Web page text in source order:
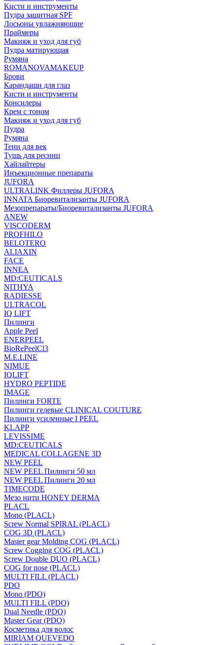
Кисти и инструменты
Пудра защитная SPF
Лосьоны увлажняющие
Праймеры
Макияж и уход для губ
Пудра матирующая
Румяна
ROMANOVAMAKEUP
Брови
Карандаши для глаз
Кисти и инструменты
Консилеры
Крем с тоном
Макияж и уход для губ
Пудра
Румяна
Тени для век
Тушь для ресниц
Хайлайтеры
Инъекционные препараты
JUFORA
ULTRALINK Филлеры JUFORA
INNATA Биоревитализанты JUFORA
Мезопрепараты/Биоревитализанты JUFORA
ANEW
VISCODERM
PROFHILO
BELOTERO
ALIAXIN
FACE
INNEA
MD:CEUTICALS
NITHYA
RADIESSE
ULTRACOL
IQ LIFT
Пилинги
Apple Peel
ENERPEEL
BioRePeelCl3
M.E.LINE
NIMUE
IQLIFT
HYDRO PEPTIDE
IMAGE
Пилинги FORTE
Пилинги гелевые CLINICAL COUTURE
Пилинги усиленные I PEEL
KLAPP
LEVISSIME
MD:CEUTICALS
MEDICAL COLLAGENE 3D
NEW PEEL
NEW PEEL Пилинги 50 мл
NEW PEEL Пилинги 20 мл
TIMECODE
Мезо нити HONEY DERMA
PLACL
Mono (PLACL)
Screw Normal SPIRAL (PLACL)
COG 3D (PLACL)
Master gear Molding COG (PLACL)
Screw Cogging COG (PLACL)
Screw Double DUO (PLACL)
COG for nose (PLACL)
MULTI FILL (PLACL)
PDO
Mono (PDO)
MULTI FILL (PDO)
Dual Needle (PDO)
Master Gear (PDO)
Косметика для волос
MIRIAM QUEVEDO